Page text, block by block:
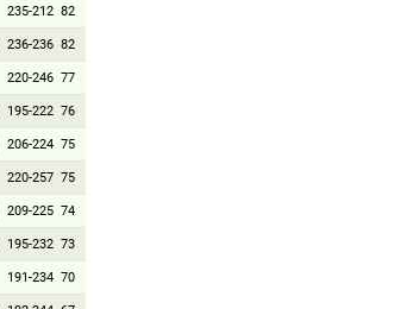
235-212 82
236-236 82
220-246 77
195-222 76
206-224 75
220-257 75
209-225 74
195-232 73
191-234 70